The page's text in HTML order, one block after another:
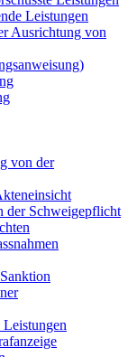
Leistungen
Ausrichtung von
von der
der Schweigepflicht